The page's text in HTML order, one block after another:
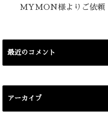
MYMON様よりご依頼
最近のコメント
アーカイブ